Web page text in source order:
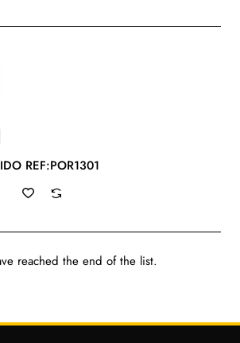
REF:POR1301
reached the end of the list.